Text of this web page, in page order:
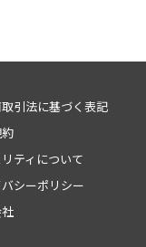
引法に基づく表記
ティについて
シーポリシー